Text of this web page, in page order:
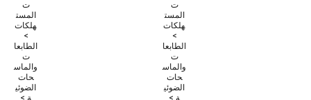
ت
المست
هلكات
>
الطابعا
ت
والماس
حات
الضوئي
ة >
ت
المست
هلكات
>
الطابعا
ت
والماس
حات
الضوئي
ة >